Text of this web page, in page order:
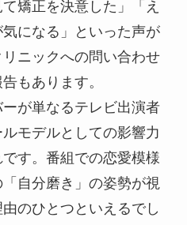
矯正を決意した」「え
になる」といった声が
ニックへの問い合わせ
もあります。
が単なるテレビ出演者
モデルとしての影響力
す。番組での恋愛模様
自分磨き」の姿勢が視
のひとつといえるでし